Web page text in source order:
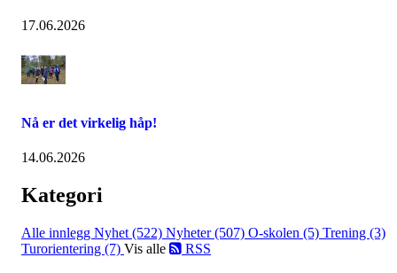
17.06.2026
Nå er det virkelig håp!
14.06.2026
Kategori
Alle innlegg Nyhet (522) Nyheter (507) O-skolen (5) Trening (3)
Turorientering (7) Vis alle RSS